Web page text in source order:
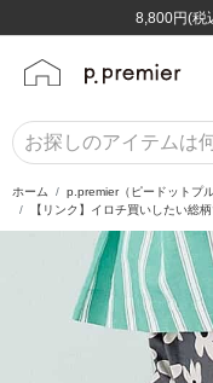
8,800円(税
ほぼ全品半
8,800円(税
ほぼ全品半
ホーム p.premier（ピードットプル
【リンク】イロチ買いしたい総